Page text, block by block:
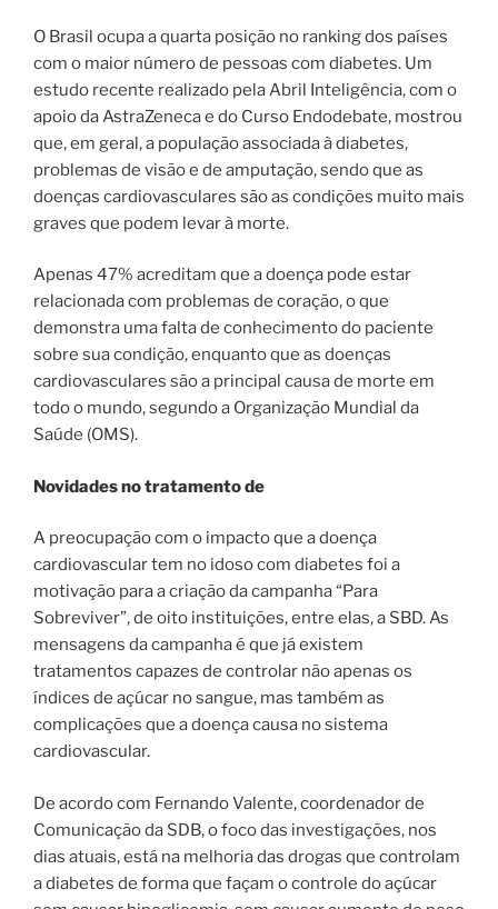
O Brasil ocupa a quarta posição no ranking dos países
com o maior número de pessoas com diabetes. Um
estudo recente realizado pela Abril Inteligência, com o
apoio da AstraZeneca e do Curso Endodebate, mostrou
que, em geral, a população associada à diabetes,
problemas de visão e de amputação, sendo que as
doenças cardiovasculares são as condições muito mais
graves que podem levar à morte.
Apenas 47% acreditam que a doença pode estar
relacionada com problemas de coração, o que
demonstra uma falta de conhecimento do paciente
sobre sua condição, enquanto que as doenças
cardiovasculares são a principal causa de morte em
todo o mundo, segundo a Organização Mundial da
Saúde (OMS).
Novidades no tratamento de
A preocupação com o impacto que a doença
cardiovascular tem no idoso com diabetes foi a
motivação para a criação da campanha “Para
Sobreviver”, de oito instituições, entre elas, a SBD. As
mensagens da campanha é que já existem
tratamentos capazes de controlar não apenas os
índices de açúcar no sangue, mas também as
complicações que a doença causa no sistema
cardiovascular.
De acordo com Fernando Valente, coordenador de
Comunicação da SDB, o foco das investigações, nos
dias atuais, está na melhoria das drogas que controlam
a diabetes de forma que façam o controle do açúcar